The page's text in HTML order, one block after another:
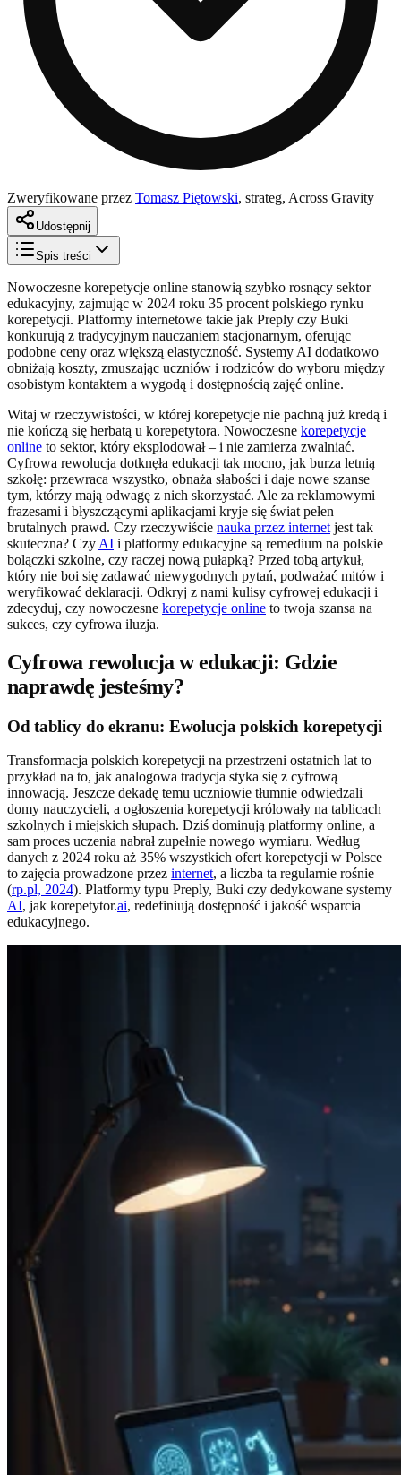
Zweryfikowane przez Tomasz Piętowski, strateg, Across Gravity
Udostępnij
Spis treści
Nowoczesne korepetycje online stanowią szybko rosnący sektor
edukacyjny, zajmując w 2024 roku 35 procent polskiego rynku
korepetycji. Platformy internetowe takie jak Preply czy Buki
konkurują z tradycyjnym nauczaniem stacjonarnym, oferując
podobne ceny oraz większą elastyczność. Systemy AI dodatkowo
obniżają koszty, zmuszając uczniów i rodziców do wyboru między
osobistym kontaktem a wygodą i dostępnością zajęć online.
Witaj w rzeczywistości, w której korepetycje nie pachną już kredą i
nie kończą się herbatą u korepetytora. Nowoczesne korepetycje
online to sektor, który eksplodował – i nie zamierza zwalniać.
Cyfrowa rewolucja dotknęła edukacji tak mocno, jak burza letnią
szkołę: przewraca wszystko, obnaża słabości i daje nowe szanse
tym, którzy mają odwagę z nich skorzystać. Ale za reklamowymi
frazesami i błyszczącymi aplikacjami kryje się świat pełen
brutalnych prawd. Czy rzeczywiście nauka przez internet jest tak
skuteczna? Czy AI i platformy edukacyjne są remedium na polskie
bolączki szkolne, czy raczej nową pułapką? Przed tobą artykuł,
który nie boi się zadawać niewygodnych pytań, podważać mitów i
weryfikować deklaracji. Odkryj z nami kulisy cyfrowej edukacji i
zdecyduj, czy nowoczesne korepetycje online to twoja szansa na
sukces, czy cyfrowa iluzja.
Cyfrowa rewolucja w edukacji: Gdzie
naprawdę jesteśmy?
Od tablicy do ekranu: Ewolucja polskich korepetycji
Transformacja polskich korepetycji na przestrzeni ostatnich lat to
przykład na to, jak analogowa tradycja styka się z cyfrową
innowacją. Jeszcze dekadę temu uczniowie tłumnie odwiedzali
domy nauczycieli, a ogłoszenia korepetycji królowały na tablicach
szkolnych i miejskich słupach. Dziś dominują platformy online, a
sam proces uczenia nabrał zupełnie nowego wymiaru. Według
danych z 2024 roku aż 35% wszystkich ofert korepetycji w Polsce
to zajęcia prowadzone przez internet, a liczba ta regularnie rośnie
(rp.pl, 2024). Platformy typu Preply, Buki czy dedykowane systemy
AI, jak korepetytor.ai, redefiniują dostępność i jakość wsparcia
edukacyjnego.